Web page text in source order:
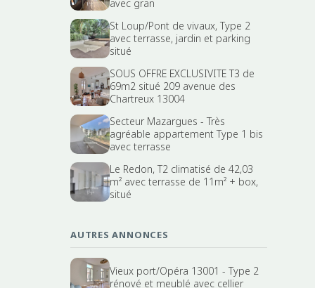
avec gran
St Loup/Pont de vivaux, Type 2
avec terrasse, jardin et parking
situé
SOUS OFFRE EXCLUSIVITE T3 de
69m2 situé 209 avenue des
Chartreux 13004
Secteur Mazargues - Très
agréable appartement Type 1 bis
avec terrasse
Le Redon, T2 climatisé de 42,03
m² avec terrasse de 11m² + box,
situé
AUTRES ANNONCES
Vieux port/Opéra 13001 - Type 2
rénové et meublé avec cellier